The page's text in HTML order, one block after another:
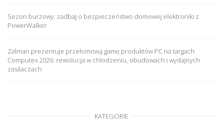
Sezon burzowy: zadbaj o bezpieczeństwo domowej elektroniki z
PowerWalker
Zalman prezentuje przełomową gamę produktów PC na targach
Computex 2026: rewolucja w chłodzeniu, obudowach i wydajnych
zasilaczach
KATEGORIE